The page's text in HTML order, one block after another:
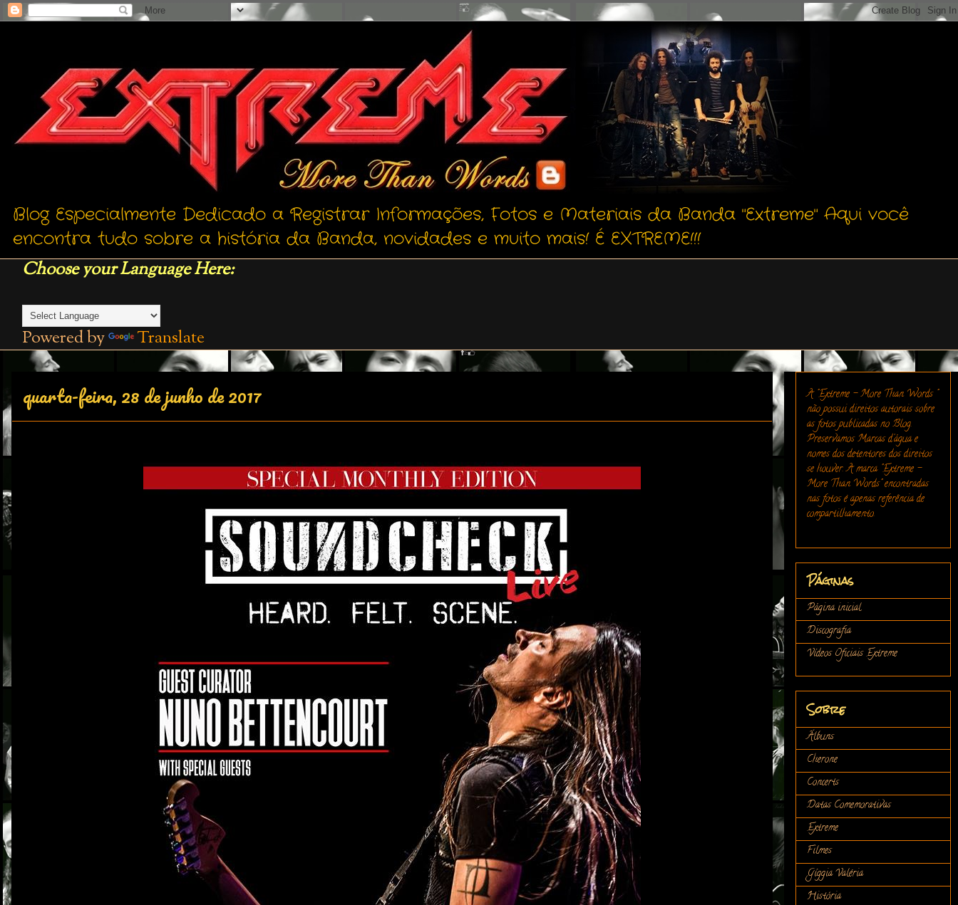
Blog Especialmente Dedicado a Registrar Informações, Fotos e Materiais da Banda "Extreme" Aqui você
encontra tudo sobre a história da Banda, novidades e muito mais! É EXTREME!!!
Choose your Language Here:
Powered by Translate
quarta-feira, 28 de junho de 2017
A "Extreme - More Than Words "
não possui direitos autorais sobre
as fotos publicadas no Blog.
Preservamos Marcas d'água e
nomes dos detentores dos direitos
se houver. A marca "Extreme -
More Than Words" encontradas
nas fotos é apenas referência de
compartilhamento.
Páginas
Página inicial
Discografia
Vídeos Oficiais Extreme
Sobre
Álbuns
Cherone
Concerts
Datas Comemorativas
Extreme
Filmes
Gíggia Valéria
História